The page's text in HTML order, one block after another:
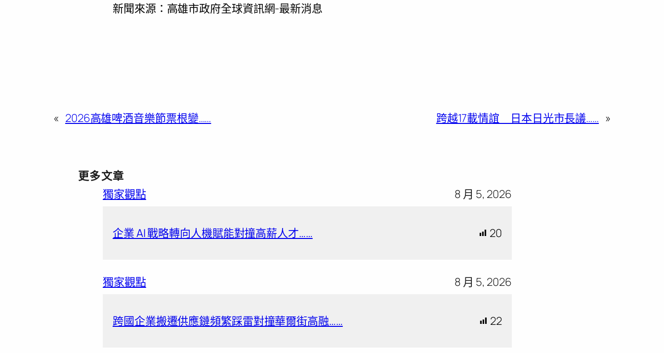
新聞來源：高雄市政府全球資訊網-最新消息
« ​2026高雄啤酒音樂節票根變…… 跨越17載情誼 日本日光市長議…… »
更多文章
獨家觀點
8 月 5, 2026
企業 AI 戰略轉向人機賦能對撞高薪人才…… 20
獨家觀點 8 月 5, 2026
跨國企業搬遷供應鏈頻繁踩雷對撞華爾街高融…… 22